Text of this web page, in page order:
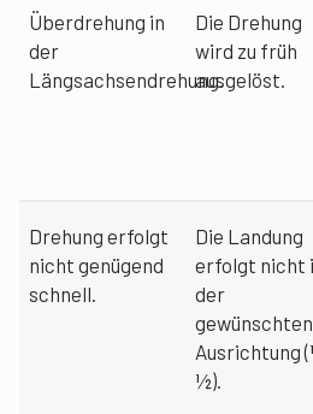
Überdrehung in
der
Längsachsendrehung.
Die Drehung
wird zu früh
ausgelöst.
Drehung erfolgt
nicht genügend
schnell.
Die Landung
erfolgt nicht
der
gewünschten
Ausrichtung
½).